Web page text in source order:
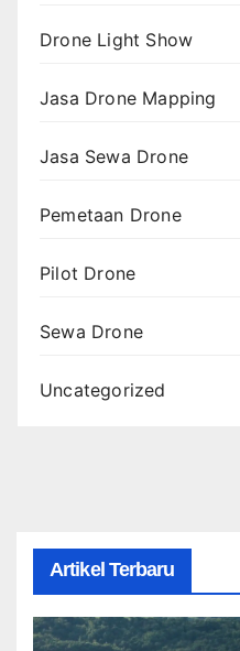
Drone Light Show
Jasa Drone Mapping
Jasa Sewa Drone
Pemetaan Drone
Pilot Drone
Sewa Drone
Uncategorized
Artikel Terbaru